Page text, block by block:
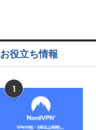
お役立ち情報
1